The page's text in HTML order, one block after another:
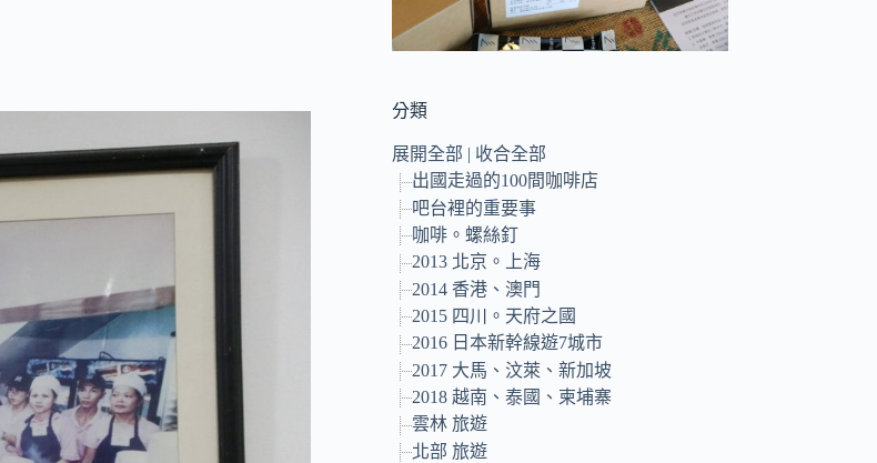
分類
展開全部 | 收合全部
出國走過的100間咖啡店
吧台裡的重要事
咖啡。螺絲釘
2013 北京。上海
2014 香港、澳門
2015 四川。天府之國
2016 日本新幹線遊7城市
2017 大馬、汶萊、新加坡
2018 越南、泰國、柬埔寨
雲林 旅遊
北部 旅遊